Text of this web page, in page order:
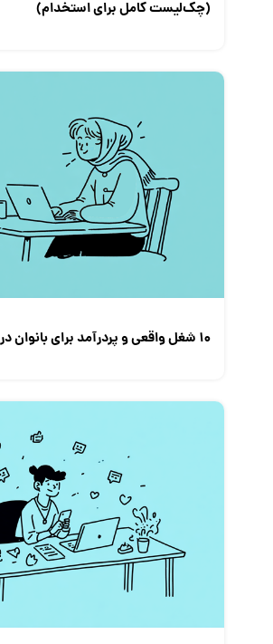
(چک‌لیست کامل برای استخدام)
۱۰ شغل واقعی و پردرآمد برای بانوان در منزل